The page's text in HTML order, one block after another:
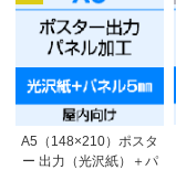
A5（148×210）ポスタ
ー 出力（光沢紙）＋パ